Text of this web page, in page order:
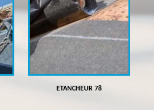
ETANCHEUR 78